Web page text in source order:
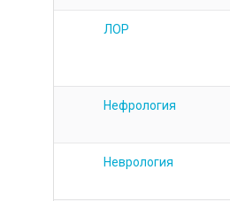
ЛОР
Нефрология
Неврология